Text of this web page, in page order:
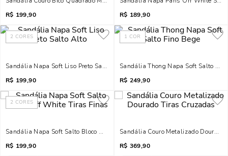
R$ 199,90
R$ 189,90
2 CORES
Sandália Napa Soft Liso Preto Salto Alto
R$ 199,90
1 COR
Sandália Thong Napa Soft Salto
R$ 249,90
2 CORES
Sandália Napa Soft Salto Bloco Off White Tiras Finas
R$ 199,90
Sandália Couro Metalizado Dourado
R$ 369,90